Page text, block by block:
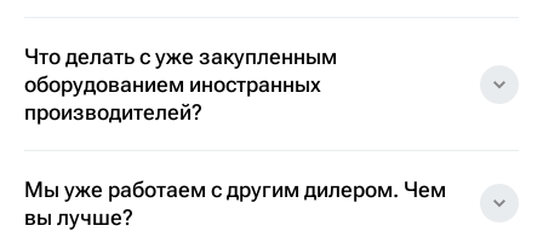
Что делать с уже закупленным
оборудованием иностранных
производителей?
Мы уже работаем с другим дилером. Чем
вы лучше?